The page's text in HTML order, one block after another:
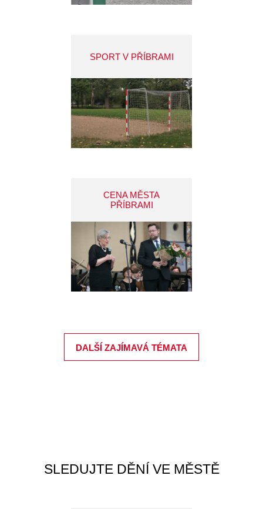
SPORT V PŘÍBRAMI
CENA MĚSTA
PŘÍBRAMI
DALŠÍ ZAJÍMAVÁ TÉMATA
SLEDUJTE DĚNÍ VE MĚSTĚ